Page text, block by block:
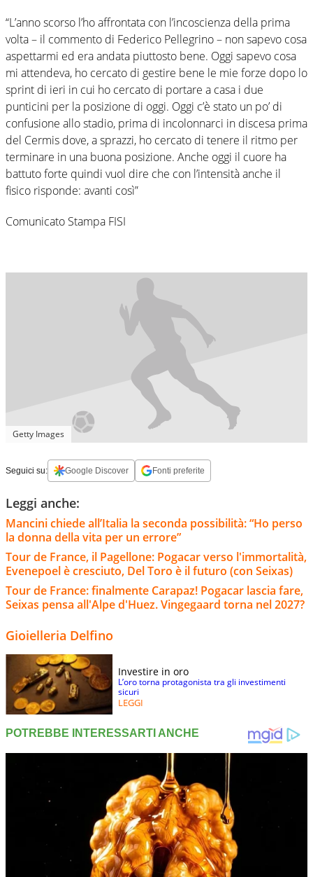
“L’anno scorso l’ho affrontata con l’incoscienza della prima
volta – il commento di Federico Pellegrino – non sapevo cosa
aspettarmi ed era andata piuttosto bene. Oggi sapevo cosa
mi attendeva, ho cercato di gestire bene le mie forze dopo lo
sprint di ieri in cui ho cercato di portare a casa i due
punticini per la posizione di oggi. Oggi c’è stato un po’ di
confusione allo stadio, prima di incolonnarci in discesa prima
del Cermis dove, a sprazzi, ho cercato di tenere il ritmo per
terminare in una buona posizione. Anche oggi il cuore ha
battuto forte quindi vuol dire che con l’intensità anche il
fisico risponde: avanti così”
Comunicato Stampa FISI
Getty Images
Seguici su: Google Discover Fonti preferite
Leggi anche:
Mancini chiede all’Italia la seconda possibilità: “Ho perso
la donna della vita per un errore”
Tour de France, il Pagellone: Pogacar verso l'immortalità,
Evenepoel è cresciuto, Del Toro è il futuro (con Seixas)
Tour de France: finalmente Carapaz! Pogacar lascia fare,
Seixas pensa all'Alpe d'Huez. Vingegaard torna nel 2027?
Gioielleria Delfino
Investire in oro
L’oro torna protagonista tra gli investimenti
sicuri
LEGGI